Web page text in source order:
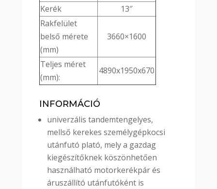
Kerék
13″
Rakfelület
belső mérete
(mm)
3660×1600
Teljes méret
(mm):
4890x1950x670
INFORMÁCIÓ
univerzális tandemtengelyes,
mellső kerekes személygépkocsi
utánfutó plató, mely a gazdag
kiegészítőknek köszönhetően
használható motorkerékpár és
áruszállító utánfutóként is